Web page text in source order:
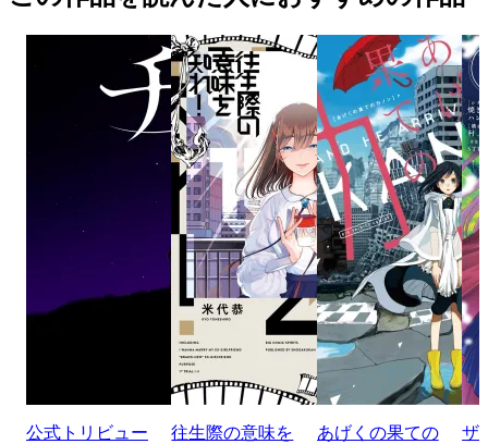
公式トリビュー
往生際の意味を
あげくの果ての
ザ